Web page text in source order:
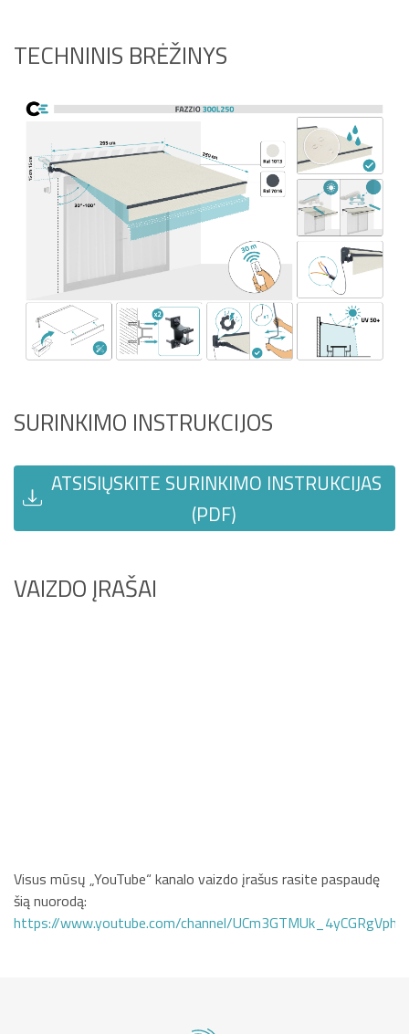
TECHNINIS BRĖŽINYS
SURINKIMO INSTRUKCIJOS
ATSISIŲSKITE SURINKIMO INSTRUKCIJAS
(PDF)
VAIZDO ĮRAŠAI
Visus mūsų „YouTube“ kanalo vaizdo įrašus rasite paspaudę
šią nuorodą:
https://www.youtube.com/channel/